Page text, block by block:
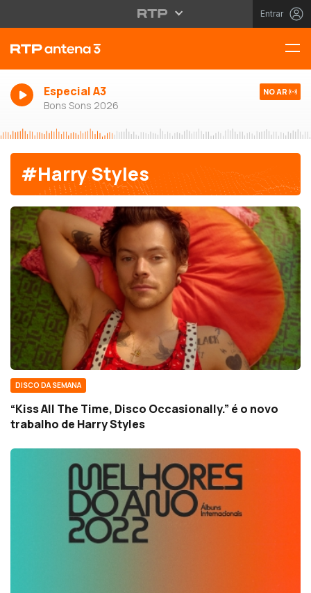
Entrar
Especial A3
Bons Sons 2026
NO AR
#Harry Styles
DISCO DA SEMANA
“Kiss All The Time, Disco Occasionally.” é o novo
trabalho de Harry Styles